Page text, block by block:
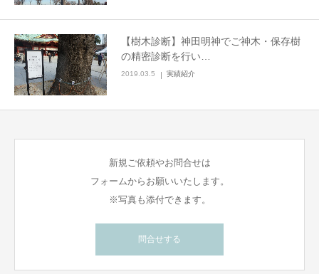
【樹木診断】神田明神でご神木・保存樹
の精密診断を行い…
2019.03.5 実績紹介
新規ご依頼やお問合せは
フォームからお願いいたします。
※写真も添付できます。
問合せする